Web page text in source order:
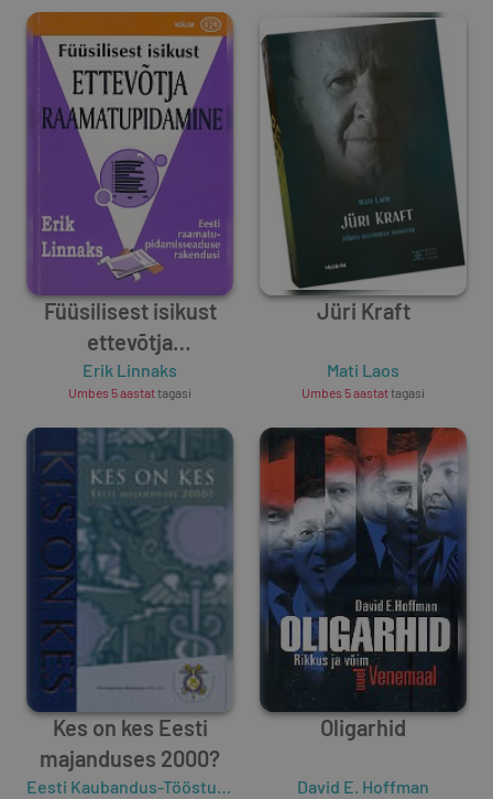
Füüsilisest isikust
ettevõtja
raamatupidamine
Erik Linnaks
Umbes 5 aastattagasi
Jüri Kraft
Mati Laos
Umbes 5 aastattagasi
Kes on kes Eesti
majanduses 2000?
Eesti Kaubandus-Tööstuskoda
Oligarhid
David E. Hoffman